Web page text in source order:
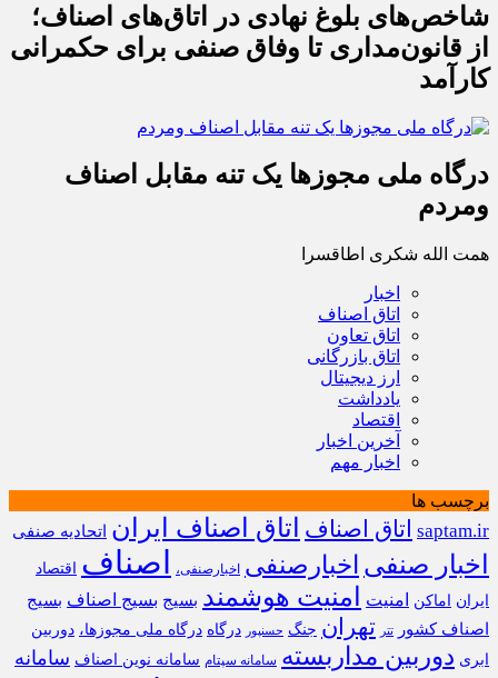
شاخص‌های بلوغ نهادی در اتاق‌های اصناف؛
از قانون‌مداری تا وفاق صنفی برای حکمرانی
کارآمد
درگاه ملی مجوزها یک تنه مقابل اصناف
ومردم
همت الله شکری اطاقسرا
اخبار
اتاق اصناف
اتاق تعاون
اتاق بازرگانی
ارز دیجیتال
یادداشت
اقتصاد
آخرین اخبار
اخبار مهم
برچسب ها
saptam.ir اتاق اصناف اتاق اصناف ایران اتحادیه صنفی
اخبار صنفی اخبارصنفی اخبارصنفی، اصناف
اقتصاد
ایران
اماکن امنیت امنیت هوشمند بسیج بسیج اصناف بسیج
اصناف کشور
تتر تهران جنگ حسنپور درگاه درگاه ملی مجوزها، دوربین
ابری دوربین مداربسته سامانه سپتام سامانه نوین اصناف سامانه